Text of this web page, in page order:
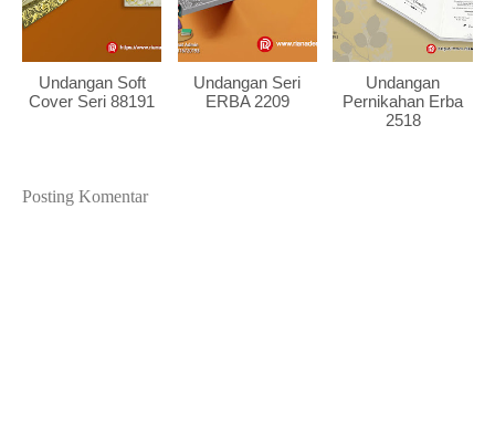
Undangan Soft
Cover Seri 88191
Undangan Seri
ERBA 2209
Undangan
Pernikahan Erba
2518
Posting Komentar